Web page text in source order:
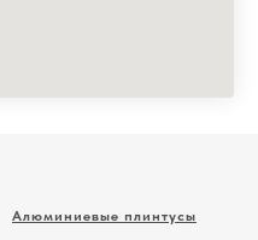
Алюминиевые плинтусы